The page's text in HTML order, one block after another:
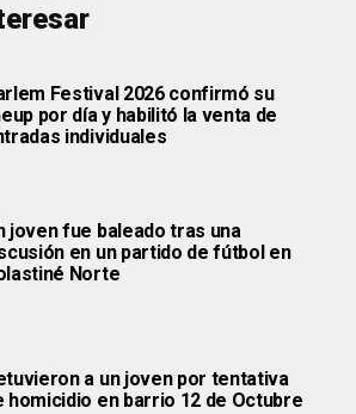
Festival 2026 confirmó su
por día y habilitó la venta de
individuales
joven fue baleado tras una
en un partido de fútbol en
Norte
a un joven por tentativa
homicidio en barrio 12 de Octubre